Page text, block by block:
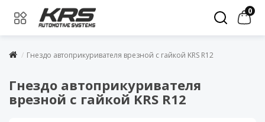
0
Гнездо автоприкуривателя врезной с гайкой KRS R12
Гнездо автоприкуривателя
врезной с гайкой KRS R12